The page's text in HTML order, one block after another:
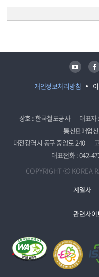
개인정보처리방침
유튜브 페이스북
상호 : 한국철도공사 대표자
통신판매업
대전광역시 동구 중앙로 240
대표전화 : 042-
COPYRIGHT ⓒ KOREA
계열사
관련사이